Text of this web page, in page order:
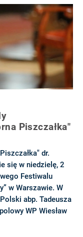
Piszczałka"
dr.
się w niedzielę, 2
Festiwalu
w Warszawie. W
abp. Tadeusza
WP Wiesław